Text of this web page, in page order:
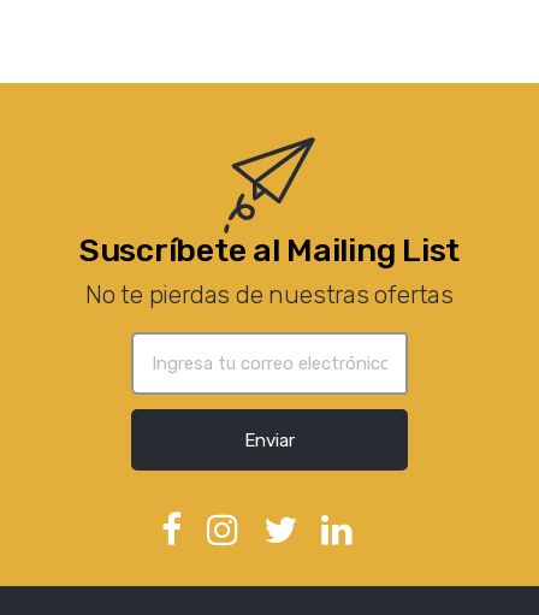
Suscríbete al Mailing List
No te pierdas de nuestras ofertas
Enviar